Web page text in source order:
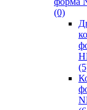
(0)